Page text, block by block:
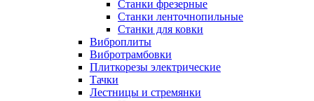
Станки фрезерные
Станки ленточнопильные
Станки для ковки
Виброплиты
Вибротрамбовки
Плиткорезы электрические
Тачки
Лестницы и стремянки